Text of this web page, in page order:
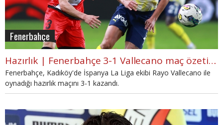
Fenerbahçe
Hazırlık | Fenerbahçe 3-1 Vallecano maç özeti ve golleri (İZLE)
Fenerbahçe, Kadıköy'de İspanya La Liga ekibi Rayo Vallecano ile
oynadığı hazırlık maçını 3-1 kazandı.